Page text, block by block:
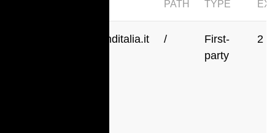
PATH TYPE
.richmonditalia.it /
First-
party
2